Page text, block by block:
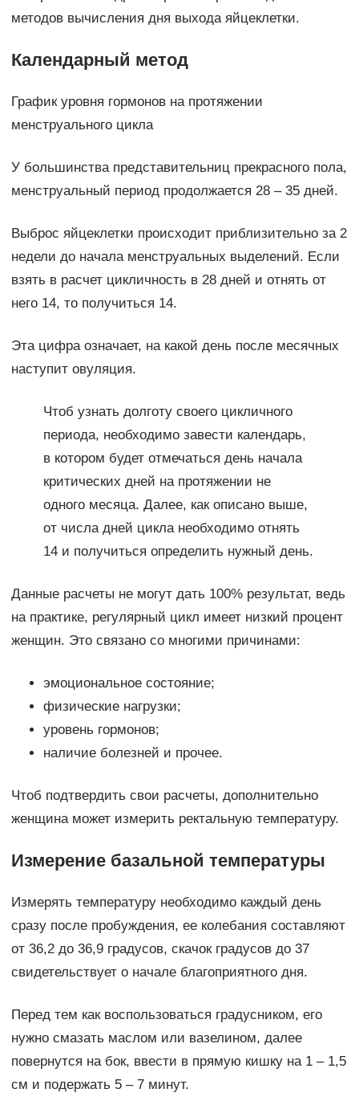
методов вычисления дня выхода яйцеклетки.
Календарный метод
График уровня гормонов на протяжении
менструального цикла
У большинства представительниц прекрасного пола,
менструальный период продолжается 28 – 35 дней.
Выброс яйцеклетки происходит приблизительно за 2
недели до начала менструальных выделений. Если
взять в расчет цикличность в 28 дней и отнять от
него 14, то получиться 14.
Эта цифра означает, на какой день после месячных
наступит овуляция.
Чтоб узнать долготу своего цикличного
периода, необходимо завести календарь,
в котором будет отмечаться день начала
критических дней на протяжении не
одного месяца. Далее, как описано выше,
от числа дней цикла необходимо отнять
14 и получиться определить нужный день.
Данные расчеты не могут дать 100% результат, ведь
на практике, регулярный цикл имеет низкий процент
женщин. Это связано со многими причинами:
эмоциональное состояние;
физические нагрузки;
уровень гормонов;
наличие болезней и прочее.
Чтоб подтвердить свои расчеты, дополнительно
женщина может измерить ректальную температуру.
Измерение базальной температуры
Измерять температуру необходимо каждый день
сразу после пробуждения, ее колебания составляют
от 36,2 до 36,9 градусов, скачок градусов до 37
свидетельствует о начале благоприятного дня.
Перед тем как воспользоваться градусником, его
нужно смазать маслом или вазелином, далее
повернутся на бок, ввести в прямую кишку на 1 – 1,5
см и подержать 5 – 7 минут.